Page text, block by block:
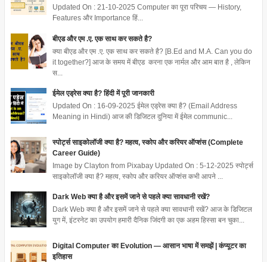
Updated On : 21-10-2025 Computer का पूरा परिचय — History,
Features और Importance हिं...
बीएड और एम .ए. एक साथ कर सकते है?
क्या बीएड और एम .ए. एक साथ कर सकते है? [B.Ed and M.A. Can you do
it together?] आज के समय में बीएड करना एक नार्मल और आम बात है , लेकिन
स...
ईमेल एड्रेस क्या है? हिंदी में पूरी जानकारी
Updated On : 16-09-2025 ईमेल एड्रेस क्या है? (Email Address
Meaning in Hindi) आज की डिजिटल दुनिया में ईमेल communic...
स्पोर्ट्स साइकोलॉजी क्या है? महत्व, स्कोप और करियर ऑप्शंस (Complete
Career Guide)
Image by Clayton from Pixabay Updated On : 5-12-2025 स्पोर्ट्स
साइकोलॉजी क्या है? महत्व, स्कोप और करियर ऑप्शंस कभी आपने ...
Dark Web क्या है और इसमें जाने से पहले क्या सावधानी रखें?
Dark Web क्या है और इसमें जाने से पहले क्या सावधानी रखें? आज के डिजिटल
युग में, इंटरनेट का उपयोग हमारी दैनिक जिंदगी का एक अहम हिस्सा बन चुका...
Digital Computer का Evolution — आसान भाषा में समझें | कंप्यूटर का
इतिहास